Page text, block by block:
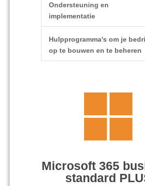
Ondersteuning en
implementatie
Hulpprogramma's om je
op te bouwen en te beheren
Microsoft 365
standard